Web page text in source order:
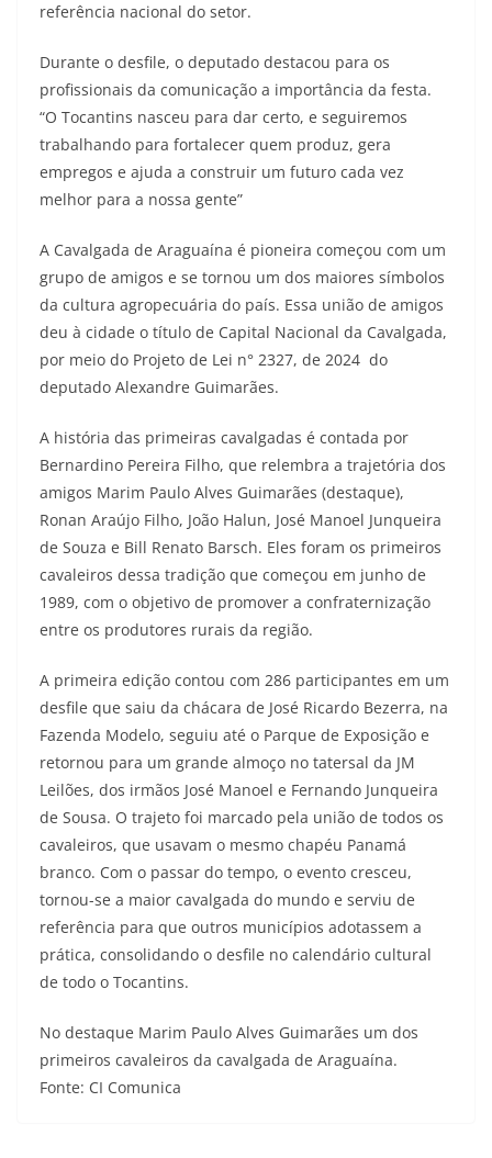
referência nacional do setor.
Durante o desfile, o deputado destacou para os
profissionais da comunicação a importância da festa.
“O Tocantins nasceu para dar certo, e seguiremos
trabalhando para fortalecer quem produz, gera
empregos e ajuda a construir um futuro cada vez
melhor para a nossa gente”
A Cavalgada de Araguaína é pioneira começou com um
grupo de amigos e se tornou um dos maiores símbolos
da cultura agropecuária do país. Essa união de amigos
deu à cidade o título de Capital Nacional da Cavalgada,
por meio do Projeto de Lei n° 2327, de 2024 do
deputado Alexandre Guimarães.
A história das primeiras cavalgadas é contada por
Bernardino Pereira Filho, que relembra a trajetória dos
amigos Marim Paulo Alves Guimarães (destaque),
Ronan Araújo Filho, João Halun, José Manoel Junqueira
de Souza e Bill Renato Barsch. Eles foram os primeiros
cavaleiros dessa tradição que começou em junho de
1989, com o objetivo de promover a confraternização
entre os produtores rurais da região.
A primeira edição contou com 286 participantes em um
desfile que saiu da chácara de José Ricardo Bezerra, na
Fazenda Modelo, seguiu até o Parque de Exposição e
retornou para um grande almoço no tatersal da JM
Leilões, dos irmãos José Manoel e Fernando Junqueira
de Sousa. O trajeto foi marcado pela união de todos os
cavaleiros, que usavam o mesmo chapéu Panamá
branco. Com o passar do tempo, o evento cresceu,
tornou-se a maior cavalgada do mundo e serviu de
referência para que outros municípios adotassem a
prática, consolidando o desfile no calendário cultural
de todo o Tocantins.
No destaque Marim Paulo Alves Guimarães um dos
primeiros cavaleiros da cavalgada de Araguaína.
Fonte: CI Comunica